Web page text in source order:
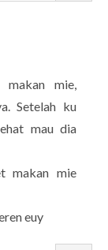
makan mie,
Setelah ku
mau dia
makan mie
euy